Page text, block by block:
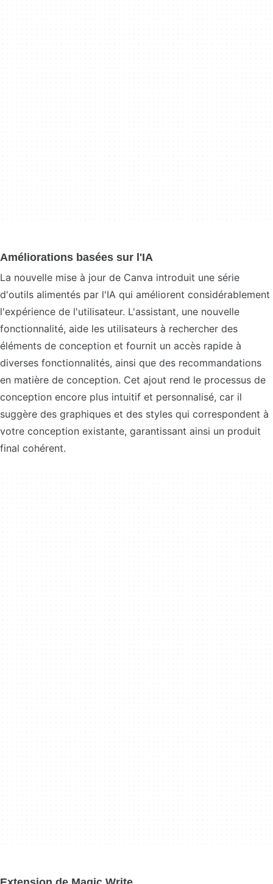
Améliorations basées sur l'IA
La nouvelle mise à jour de Canva introduit une série
d'outils alimentés par l'IA qui améliorent considérablement
l'expérience de l'utilisateur. L'assistant, une nouvelle
fonctionnalité, aide les utilisateurs à rechercher des
éléments de conception et fournit un accès rapide à
diverses fonctionnalités, ainsi que des recommandations
en matière de conception. Cet ajout rend le processus de
conception encore plus intuitif et personnalisé, car il
suggère des graphiques et des styles qui correspondent à
votre conception existante, garantissant ainsi un produit
final cohérent.